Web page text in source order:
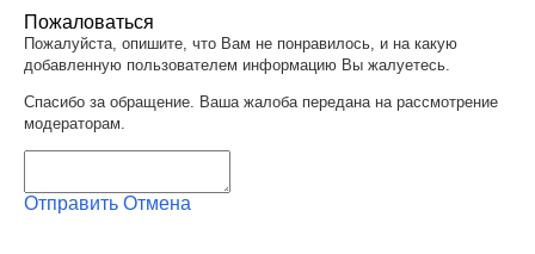
Пожаловаться
Пожалуйста, опишите, что Вам не понравилось, и на какую
добавленную пользователем информацию Вы жалуетесь.
Спасибо за обращение. Ваша жалоба передана на рассмотрение
модераторам.
Отправить Отмена